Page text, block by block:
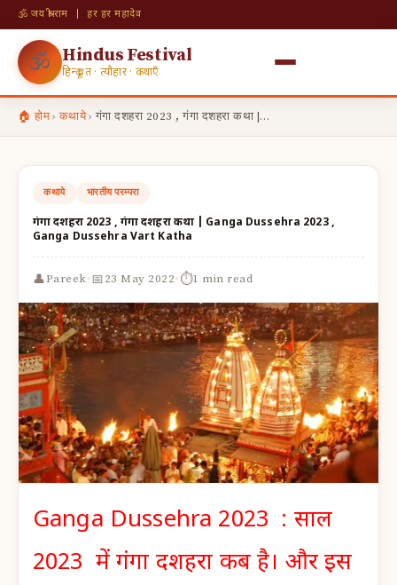
🕉 जय श्री राम | हर हर महादेव
🕉 Hindus Festival
हिन्दू व्रत · त्यौहार · कथाएँ
🏠 होम› कथाये› गंगा दशहरा 2023 , गंगा दशहरा कथा |…
कथाये भारतीय परम्परा
गंगा दशहरा 2023 , गंगा दशहरा कथा | Ganga Dussehra 2023 ,
Ganga Dussehra Vart Katha
👤Pareek·📅23 May 2022·⏱1 min read
Ganga Dussehra 2023 : साल
2023 में गंगा दशहरा कब है। और इस